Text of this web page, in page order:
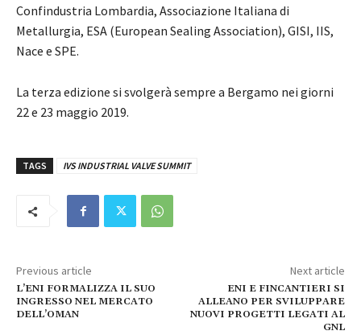
Confindustria Lombardia, Associazione Italiana di
Metallurgia, ESA (European Sealing Association), GISI, IIS,
Nace e SPE.
La terza edizione si svolgerà sempre a Bergamo nei giorni
22 e 23 maggio 2019.
TAGS IVS INDUSTRIAL VALVE SUMMIT
Previous article
L’ENI FORMALIZZA IL SUO
INGRESSO NEL MERCATO
DELL’OMAN
Next article
ENI E FINCANTIERI SI
ALLEANO PER SVILUPPARE
NUOVI PROGETTI LEGATI AL
GNL